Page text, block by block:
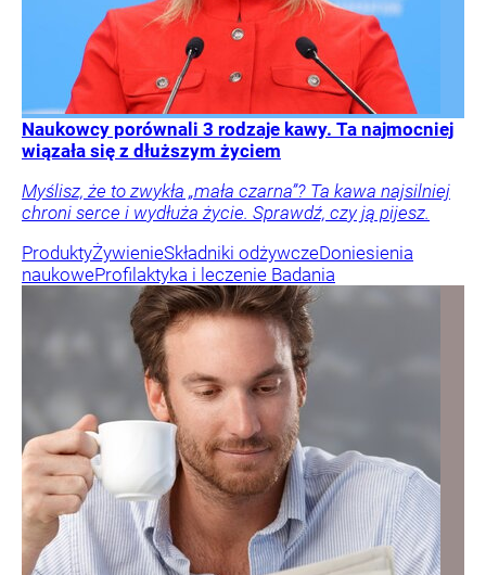
Naukowcy porównali 3 rodzaje kawy. Ta najmocniej
wiązała się z dłuższym życiem
Myślisz, że to zwykła „mała czarna”? Ta kawa najsilniej
chroni serce i wydłuża życie. Sprawdź, czy ją pijesz.
ProduktyŻywienieSkładniki odżywczeDoniesienia
naukoweProfilaktyka i leczenie Badania